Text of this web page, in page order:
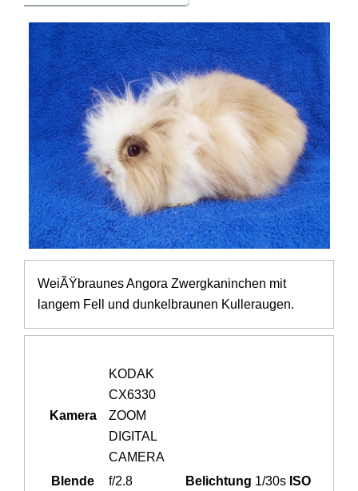
WeiÃŸbraunes Angora Zwergkaninchen mit
langem Fell und dunkelbraunen Kulleraugen.
Kamera
KODAK
CX6330
ZOOM
DIGITAL
CAMERA
Blende
f/2.8 Belichtung 1/30s ISO